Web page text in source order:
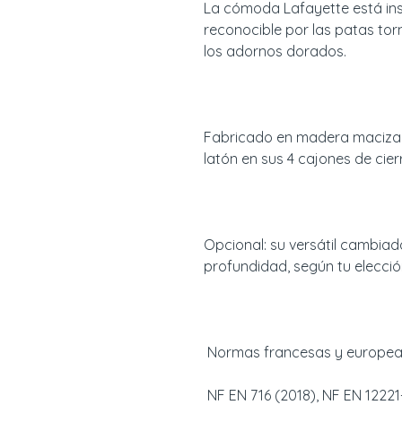
La cómoda Lafayette está
reconocible por las patas
los adornos dorados.
Fabricado en madera
latón en sus 4 cajones de
Opcional: su versátil
profundidad, según tu
Normas francesas y
NF EN 716 (2018), NF EN